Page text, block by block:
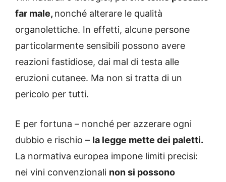
far male, nonché alterare le qualità
organolettiche. In effetti, alcune persone
particolarmente sensibili possono avere
reazioni fastidiose, dai mal di testa alle
eruzioni cutanee. Ma non si tratta di un
pericolo per tutti.
E per fortuna – nonché per azzerare ogni
dubbio e rischio – la legge mette dei paletti.
La normativa europea impone limiti precisi:
nei vini convenzionali non si possono